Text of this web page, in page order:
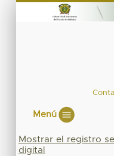
Menú
Mostrar el registro
digital